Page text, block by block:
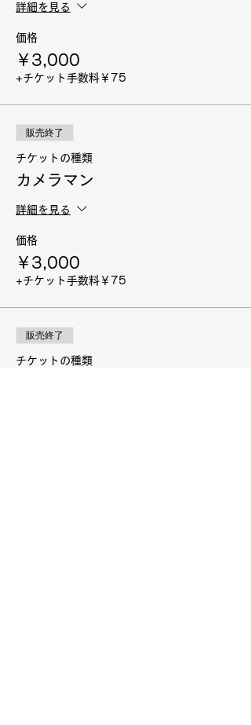
詳細を見る
価格
￥3,000
+チケット手数料￥75
販売終了
チケットの種類
カメラマン
詳細を見る
価格
￥3,000
+チケット手数料￥75
販売終了
チケットの種類